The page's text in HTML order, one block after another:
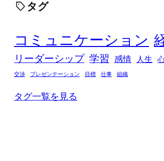
タグ
コミュニケーション
リーダーシップ 学習 感情 人生
交渉 プレゼンテーション 目標 仕事 組織
タグ一覧を見る